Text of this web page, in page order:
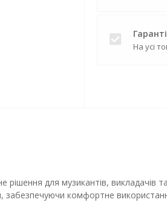
На усі
для музикантів, викладачів
забезпечуючи комфортне